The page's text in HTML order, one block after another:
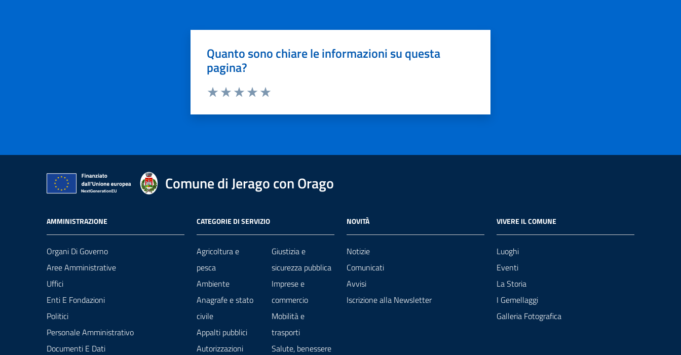
Quanto sono chiare le informazioni su questa
pagina?
Comune di Jerago con Orago
AMMINISTRAZIONE
Organi Di Governo
Aree Amministrative
Uffici
Enti E Fondazioni
Politici
Personale Amministrativo
Documenti E Dati
CATEGORIE DI SERVIZIO
Agricoltura e
pesca
Ambiente
Anagrafe e stato
civile
Appalti pubblici
Autorizzazioni
Giustizia e
sicurezza pubblica
Imprese e
commercio
Mobilità e
trasporti
Salute, benessere
NOVITÀ
Notizie
Comunicati
Avvisi
Iscrizione alla Newsletter
VIVERE IL COMUNE
Luoghi
Eventi
La Storia
I Gemellaggi
Galleria Fotografica